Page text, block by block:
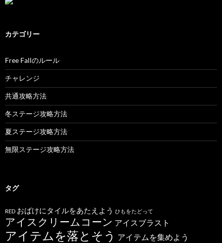
カテゴリー
Free Fallのルール
チャレンジ
共通攻略方法
冬ステージ攻略方法
夏ステージ攻略方法
無限ステージ攻略方法
タグ
RED おばけにタイルをあたえよう ひもをたどって
アイスクリームコーン アイスブラスト
アイテムを落とそう アイテムを集めよう